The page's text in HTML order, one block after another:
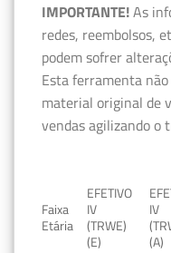
IMPORTANTE!As
redes, reembolsos,
podem sofrer
Esta ferramenta
material original de
vendas agilizando o
Faixa
Etária
EFETIVO
IV
(TRWE)
(E)
IV
(A)